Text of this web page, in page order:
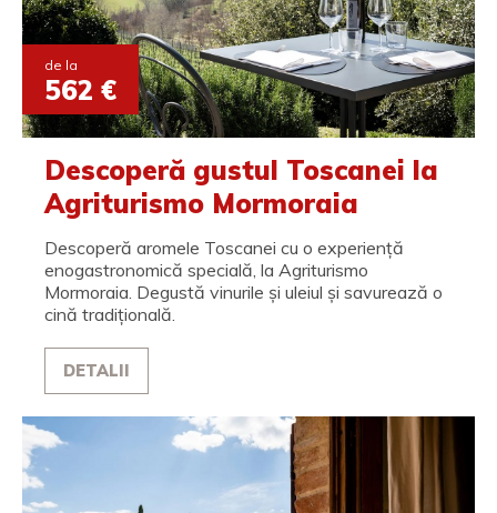
de la
562 €
Descoperă gustul Toscanei la
Agriturismo Mormoraia
Descoperă aromele Toscanei cu o experiență
enogastronomică specială, la Agriturismo
Mormoraia. Degustă vinurile și uleiul și savurează o
cină tradițională.
DETALII